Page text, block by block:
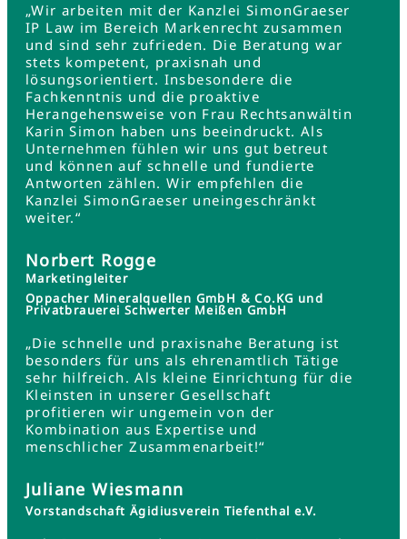
„Wir arbeiten mit der Kanzlei SimonGraeser
IP Law im Bereich Markenrecht zusammen
und sind sehr zufrieden. Die Beratung war
stets kompetent, praxisnah und
lösungsorientiert. Insbesondere die
Fachkenntnis und die proaktive
Herangehensweise von Frau Rechtsanwältin
Karin Simon haben uns beeindruckt. Als
Unternehmen fühlen wir uns gut betreut
und können auf schnelle und fundierte
Antworten zählen. Wir empfehlen die
Kanzlei SimonGraeser uneingeschränkt
weiter.“
Norbert Rogge
Marketingleiter
Oppacher Mineralquellen GmbH & Co.KG und
Privatbrauerei Schwerter Meißen GmbH
„Die schnelle und praxisnahe Beratung ist
besonders für uns als ehrenamtlich Tätige
sehr hilfreich. Als kleine Einrichtung für die
Kleinsten in unserer Gesellschaft
profitieren wir ungemein von der
Kombination aus Expertise und
menschlicher Zusammenarbeit!“
Juliane Wiesmann
Vorstandschaft Ägidiusverein Tiefenthal e.V.